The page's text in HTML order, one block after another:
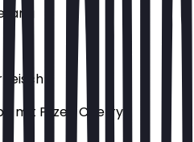
mit Pilzer, Cherry-